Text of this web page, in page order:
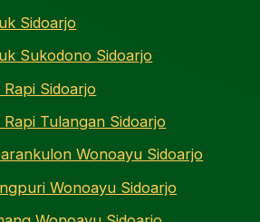
Sidoarjo
Sukodono Sidoarjo
Sidoarjo
Tulangan Sidoarjo
Wonoayu Sidoarjo
Wonoayu Sidoarjo